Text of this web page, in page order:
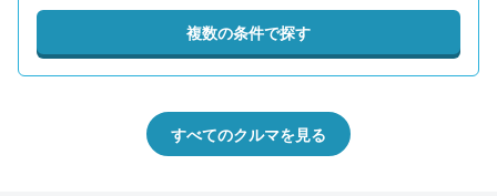
複数の条件で探す
すべてのクルマを見る